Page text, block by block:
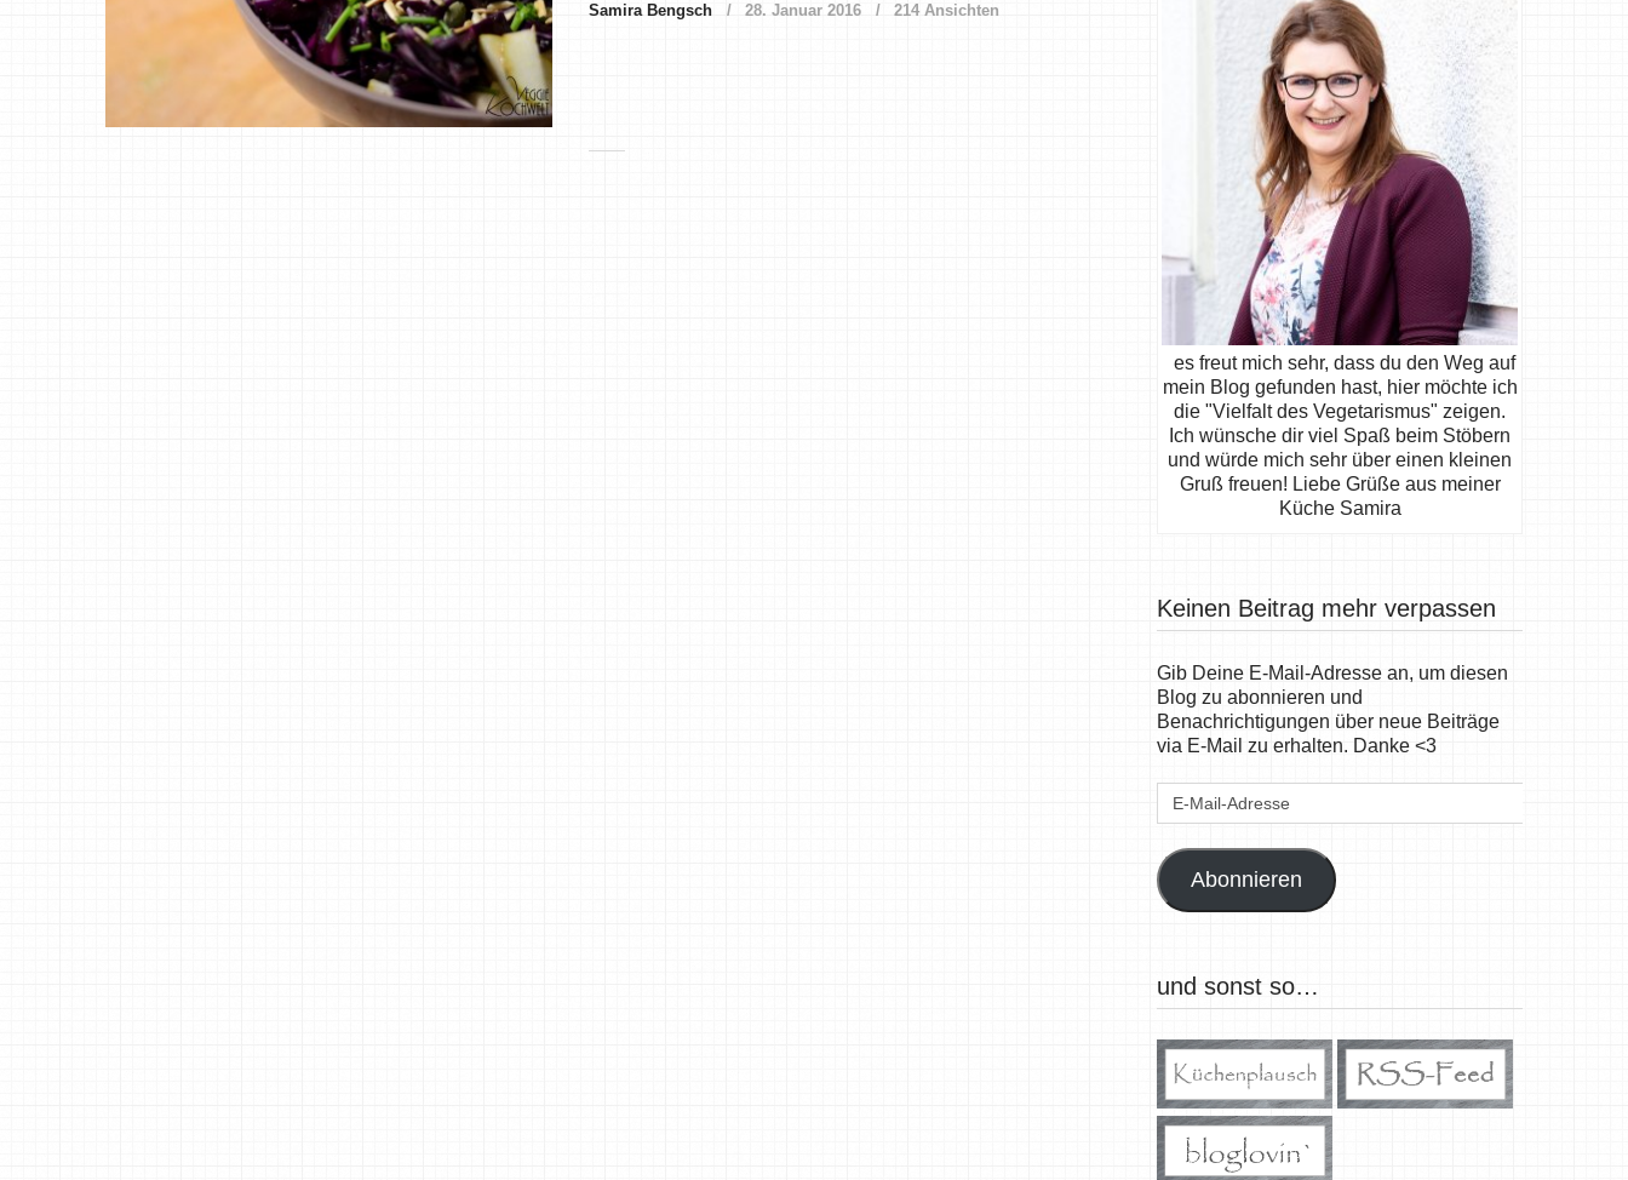
Samira Bengsch 28. Januar 2016 214 Ansichten
es freut mich sehr, dass du den Weg auf
mein Blog gefunden hast, hier möchte ich
die "Vielfalt des Vegetarismus" zeigen.
Ich wünsche dir viel Spaß beim Stöbern
und würde mich sehr über einen kleinen
Gruß freuen! Liebe Grüße aus meiner
Küche Samira
Keinen Beitrag mehr verpassen
Gib Deine E-Mail-Adresse an, um diesen
Blog zu abonnieren und
Benachrichtigungen über neue Beiträge
via E-Mail zu erhalten. Danke <3
E-
Abonnieren
und sonst so…